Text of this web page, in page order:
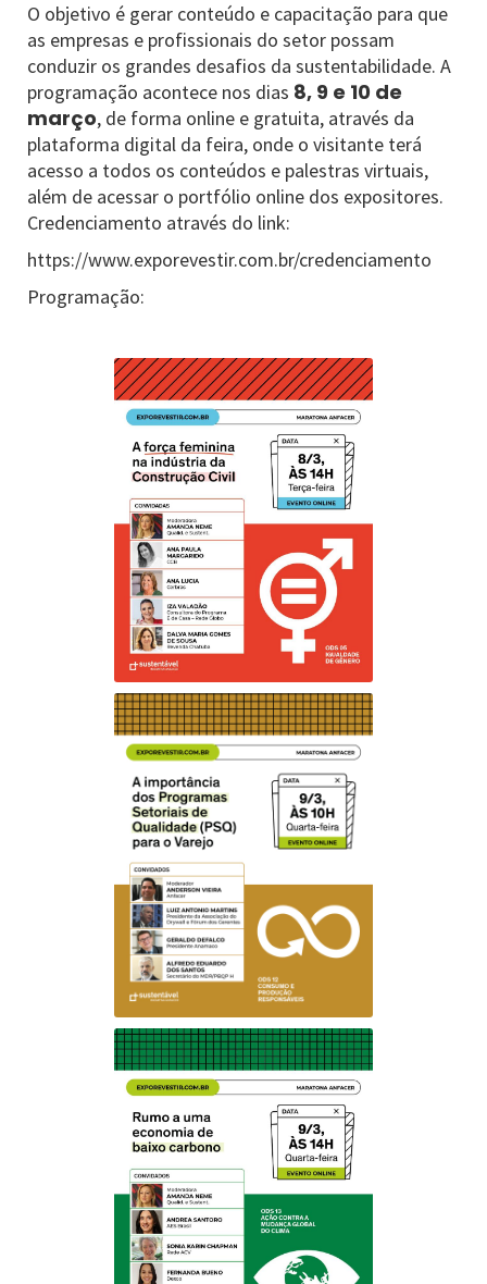
O objetivo é gerar conteúdo e capacitação para que
as empresas e profissionais do setor possam
conduzir os grandes desafios da sustentabilidade. A
programação acontece nos dias 8, 9 e 10 de
março, de forma online e gratuita, através da
plataforma digital da feira, onde o visitante terá
acesso a todos os conteúdos e palestras virtuais,
além de acessar o portfólio online dos expositores.
Credenciamento através do link:
https://www.exporevestir.com.br/credenciamento
Programação: